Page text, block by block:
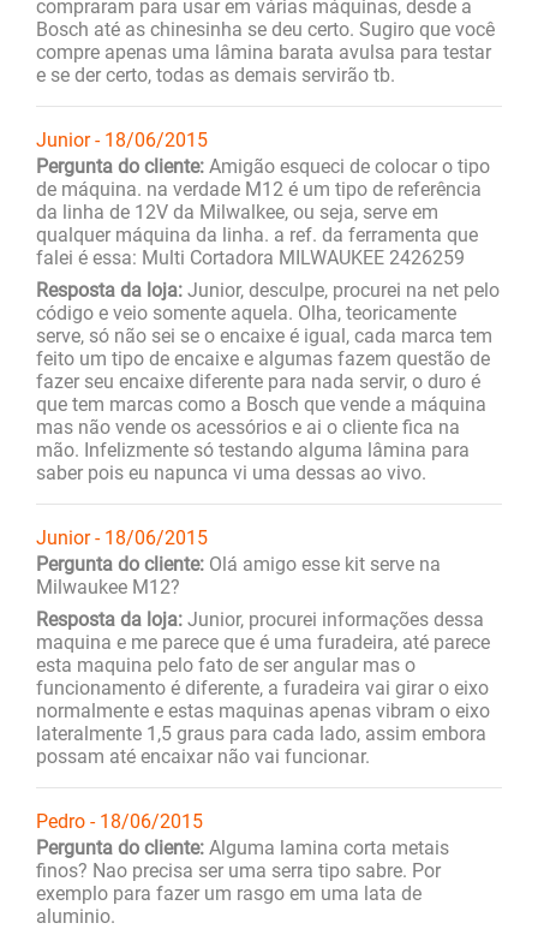
compraram para usar em várias máquinas, desde a
Bosch até as chinesinha se deu certo. Sugiro que você
compre apenas uma lâmina barata avulsa para testar
e se der certo, todas as demais servirão tb.
Junior - 18/06/2015
Pergunta do cliente: Amigão esqueci de colocar o tipo
de máquina. na verdade M12 é um tipo de referência
da linha de 12V da Milwalkee, ou seja, serve em
qualquer máquina da linha. a ref. da ferramenta que
falei é essa: Multi Cortadora MILWAUKEE 2426259
Resposta da loja: Junior, desculpe, procurei na net pelo
código e veio somente aquela. Olha, teoricamente
serve, só não sei se o encaixe é igual, cada marca tem
feito um tipo de encaixe e algumas fazem questão de
fazer seu encaixe diferente para nada servir, o duro é
que tem marcas como a Bosch que vende a máquina
mas não vende os acessórios e ai o cliente fica na
mão. Infelizmente só testando alguma lâmina para
saber pois eu napunca vi uma dessas ao vivo.
Junior - 18/06/2015
Pergunta do cliente: Olá amigo esse kit serve na
Milwaukee M12?
Resposta da loja: Junior, procurei informações dessa
maquina e me parece que é uma furadeira, até parece
esta maquina pelo fato de ser angular mas o
funcionamento é diferente, a furadeira vai girar o eixo
normalmente e estas maquinas apenas vibram o eixo
lateralmente 1,5 graus para cada lado, assim embora
possam até encaixar não vai funcionar.
Pedro - 18/06/2015
Pergunta do cliente: Alguma lamina corta metais
finos? Nao precisa ser uma serra tipo sabre. Por
exemplo para fazer um rasgo em uma lata de
aluminio.